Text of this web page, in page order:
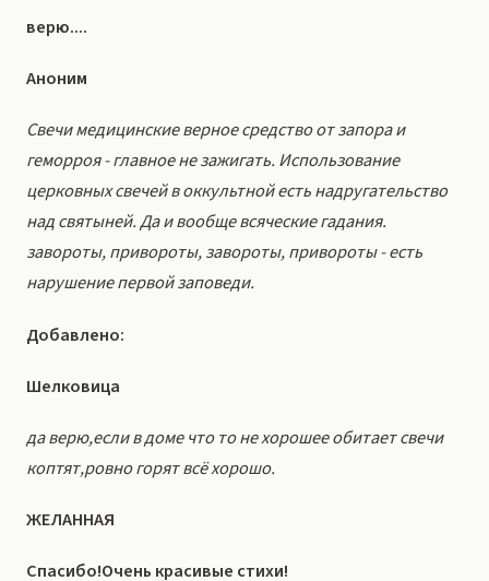
верю....
Аноним
Свечи медицинские верное средство от запора и
геморроя - главное не зажигать. Использование
церковных свечей в оккультной есть надругательство
над святыней. Да и вообще всяческие гадания.
завороты, привороты, завороты, привороты - есть
нарушение первой заповеди.
Добавлено:
Шелковица
да верю,если в доме что то не хорошее обитает свечи
коптят,ровно горят всё хорошо.
ЖЕЛАННАЯ
Спасибо!Очень красивые стихи!